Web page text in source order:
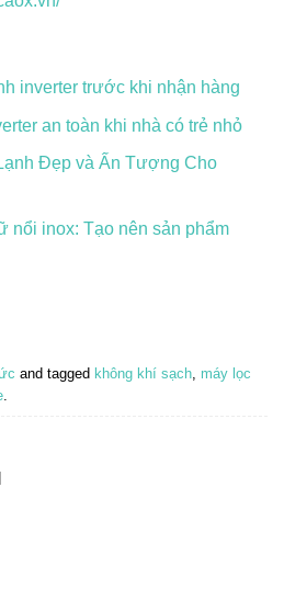
inverter trước khi nhận hàng
an toàn khi nhà có trẻ nhỏ
Đẹp và Ấn Tượng Cho
nổi inox: Tạo nên sản phẩm
and tagged không khí sạch, máy lọc
.